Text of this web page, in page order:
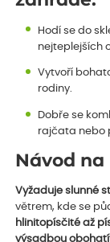
Hodí se do
nejteplejších
Vytvoří
rodiny.
Dobře se
rajčata nebo
Návod
Vyžaduje slunné
větrem, kde se
hlinitopísčité až
výsadbou